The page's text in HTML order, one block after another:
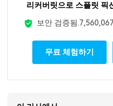
리커버릿으로 스플릿 픽
보안 검증됨.7,560,067
무료 체험하기